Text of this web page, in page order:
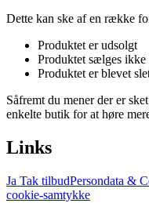
Dette kan ske af en række
Produktet er udsolgt
Produktet sælges
Produktet er blevet
Såfremt du mener der er
enkelte butik for at høre
Links
Ja Tak tilbudPersondata &
cookie-samtykke